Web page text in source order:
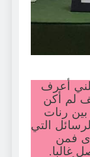
أعرف
لم أكن
رنات
التي
فمن
غالبا.